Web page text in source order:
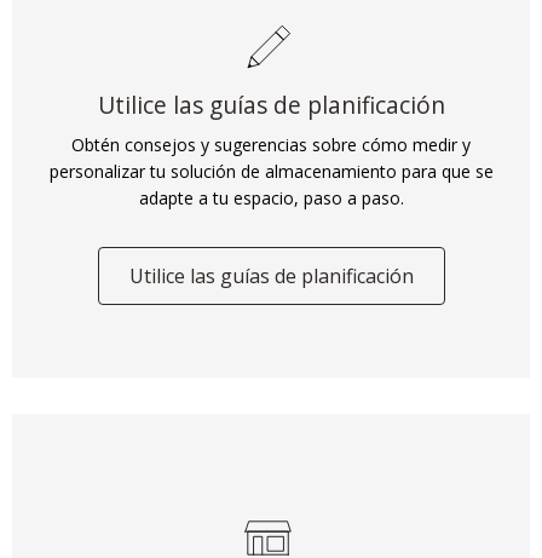
Utilice las guías de planificación
Obtén consejos y sugerencias sobre cómo medir y
personalizar tu solución de almacenamiento para que se
adapte a tu espacio, paso a paso.
Utilice las guías de planificación